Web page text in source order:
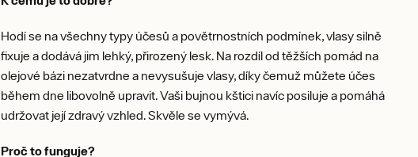
Hodí se na všechny typy účesů a povětrnostních podmínek, vlasy silně
fixuje a dodává jim lehký, přirozený lesk. Na rozdíl od těžších pomád na
olejové bázi nezatvrdne a nevysušuje vlasy, díky čemuž můžete účes
během dne libovolně upravit. Vaši bujnou kštici navíc posiluje a pomáhá
udržovat její zdravý vzhled. Skvěle se vymývá.
Proč to funguje?